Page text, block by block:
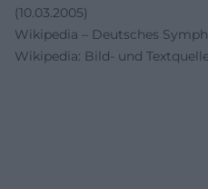
(10.03.2005)
Wikipedia – Deutsches
Wikipedia: Bild- und